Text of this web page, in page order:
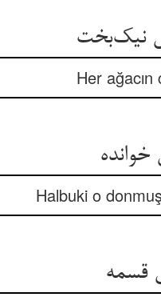
Her
Halbuki o